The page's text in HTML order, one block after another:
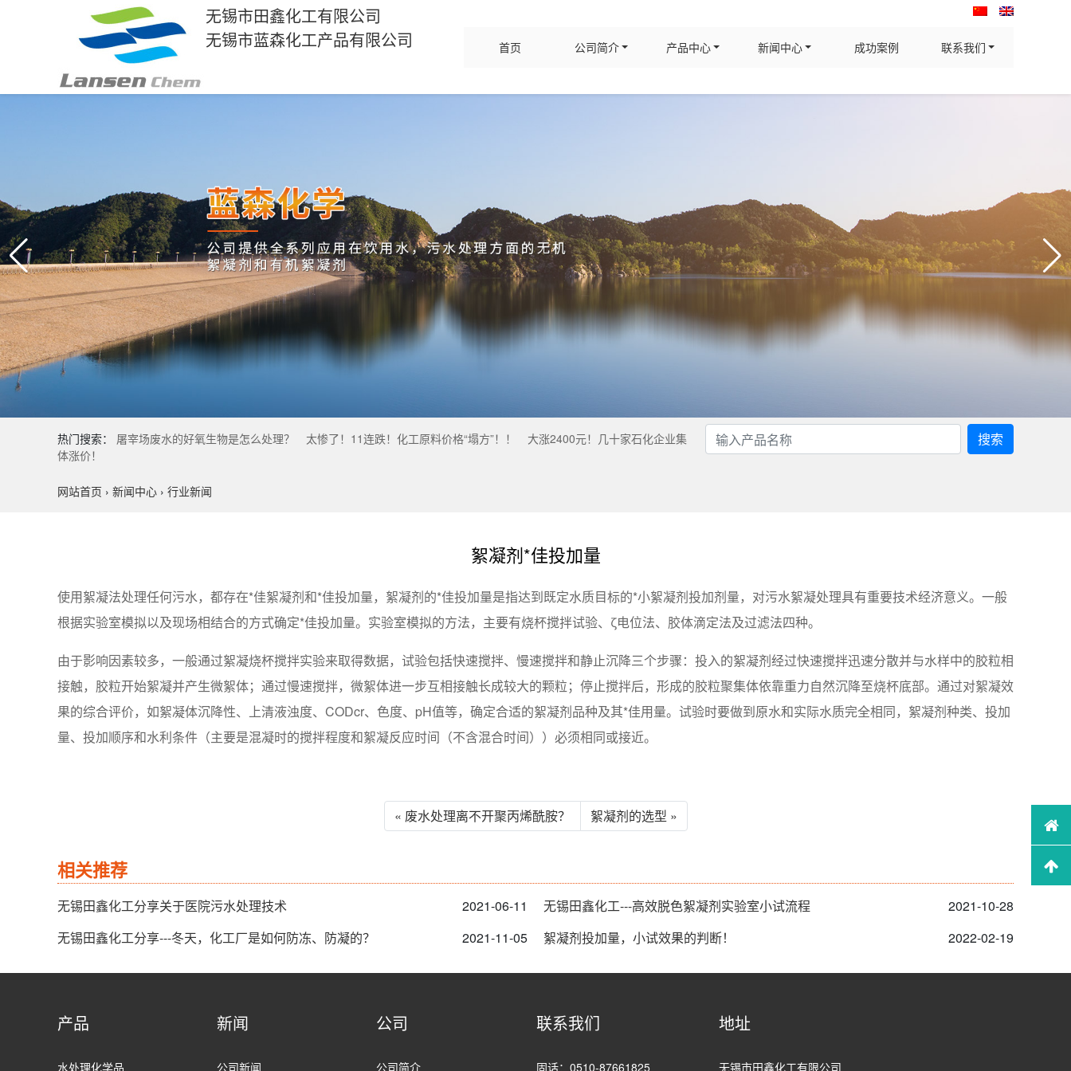
无锡市田鑫化工有限公司
无锡市蓝森化工产品有限公司
首页 公司简介 产品中心 新闻中心 成功案例 联系我们
热门搜索： 屠宰场废水的好氧生物是怎么处理？ 太惨了！11连跌！化工原料价格“塌方”！！
大涨2400元！几十家石化企业集
体涨价！
搜索
网站首页 › 新闻中心 › 行业新闻
絮凝剂*佳投加量
使用絮凝法处理任何污水，都存在*佳絮凝剂和*佳投加量，絮凝剂的*佳投加量是指达到既定水质目标的*小絮凝剂投加剂量，对污水絮凝处理具有重要技术经济意义。一般
根据实验室模拟以及现场相结合的方式确定*佳投加量。实验室模拟的方法，主要有烧杯搅拌试验、ζ电位法、胶体滴定法及过滤法四种。
由于影响因素较多，一般通过絮凝烧杯搅拌实验来取得数据，试验包括快速搅拌、慢速搅拌和静止沉降三个步骤：投入的絮凝剂经过快速搅拌迅速分散并与水样中的胶粒相
接触，胶粒开始絮凝并产生微絮体；通过慢速搅拌，微絮体进一步互相接触长成较大的颗粒；停止搅拌后，形成的胶粒聚集体依靠重力自然沉降至烧杯底部。通过对絮凝效
果的综合评价，如絮凝体沉降性、上清液浊度、CODcr、色度、pH值等，确定合适的絮凝剂品种及其*佳用量。试验时要做到原水和实际水质完全相同，絮凝剂种类、投加
量、投加顺序和水利条件（主要是混凝时的搅拌程度和絮凝反应时间（不含混合时间））必须相同或接近。
« 废水处理离不开聚丙烯酰胺？ 絮凝剂的选型 »
相关推荐
无锡田鑫化工分享关于医院污水处理技术 2021-06-11 无锡田鑫化工---高效脱色絮凝剂实验室小试流程
2021-10-28
无锡田鑫化工分享---冬天，化工厂是如何防冻、防凝的？
2021-11-05 絮凝剂投加量，小试效果的判断！ 2022-02-19
产品
水处理化学品
新闻
公司新闻
公司
公司简介
联系我们
固话：0510-87661825
地址
无锡市田鑫化工有限公司